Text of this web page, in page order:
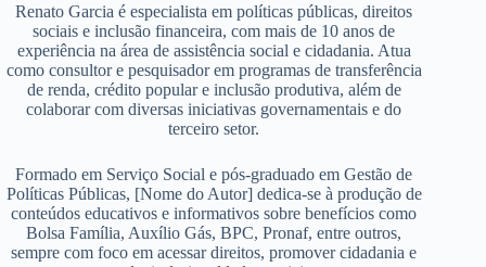
Renato Garcia é especialista em políticas públicas, direitos
sociais e inclusão financeira, com mais de 10 anos de
experiência na área de assistência social e cidadania. Atua
como consultor e pesquisador em programas de transferência
de renda, crédito popular e inclusão produtiva, além de
colaborar com diversas iniciativas governamentais e do
terceiro setor.
Formado em Serviço Social e pós-graduado em Gestão de
Políticas Públicas, [Nome do Autor] dedica-se à produção de
conteúdos educativos e informativos sobre benefícios como
Bolsa Família, Auxílio Gás, BPC, Pronaf, entre outros,
sempre com foco em acessar direitos, promover cidadania e